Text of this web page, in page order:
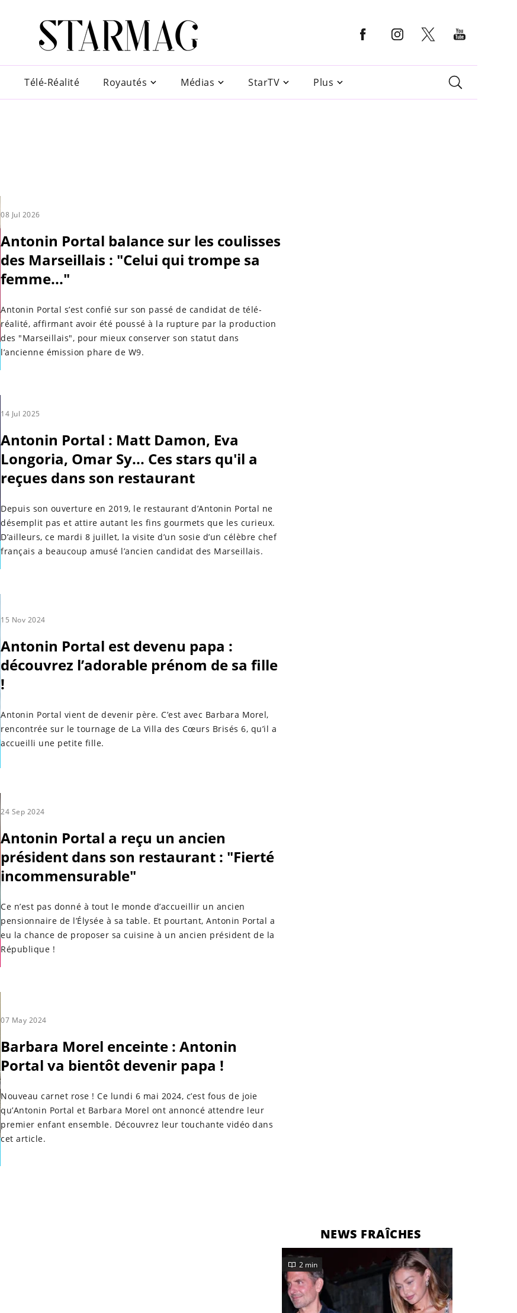
Télé-Réalité Royautés Médias StarTV Plus
08 Jul 2026
Antonin Portal balance sur les coulisses
des Marseillais : "Celui qui trompe sa
femme..."
Antonin Portal s’est confié sur son passé de candidat de télé-
réalité, affirmant avoir été poussé à la rupture par la production
des "Marseillais", pour mieux conserver son statut dans
l’ancienne émission phare de W9.
14 Jul 2025
Antonin Portal : Matt Damon, Eva
Longoria, Omar Sy... Ces stars qu'il a
reçues dans son restaurant
Depuis son ouverture en 2019, le restaurant d’Antonin Portal ne
désemplit pas et attire autant les fins gourmets que les curieux.
D’ailleurs, ce mardi 8 juillet, la visite d’un sosie d’un célèbre chef
français a beaucoup amusé l’ancien candidat des Marseillais.
15 Nov 2024
Antonin Portal est devenu papa :
découvrez l’adorable prénom de sa fille
!
Antonin Portal vient de devenir père. C’est avec Barbara Morel,
rencontrée sur le tournage de La Villa des Cœurs Brisés 6, qu’il a
accueilli une petite fille.
24 Sep 2024
Antonin Portal a reçu un ancien
président dans son restaurant : "Fierté
incommensurable"
Ce n’est pas donné à tout le monde d’accueillir un ancien
pensionnaire de l’Élysée à sa table. Et pourtant, Antonin Portal a
eu la chance de proposer sa cuisine à un ancien président de la
République !
07 May 2024
Barbara Morel enceinte : Antonin
Portal va bientôt devenir papa !
Nouveau carnet rose ! Ce lundi 6 mai 2024, c’est fous de joie
qu’Antonin Portal et Barbara Morel ont annoncé attendre leur
premier enfant ensemble. Découvrez leur touchante vidéo dans
cet article.
NEWS FRAÎCHES
2 min